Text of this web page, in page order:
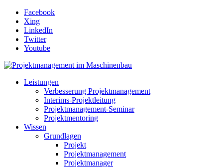
Facebook
Xing
LinkedIn
Twitter
Youtube
Leistungen
Verbesserung Projektmanagement
Interims-Projektleitung
Projektmanagement-Seminar
Projektmentoring
Wissen
Grundlagen
Projekt
Projektmanagement
Projektmanager